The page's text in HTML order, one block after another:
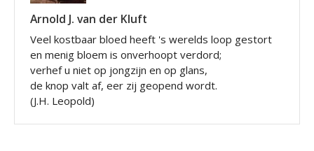
Arnold J. van der Kluft
Veel kostbaar bloed heeft 's werelds loop gestort
en menig bloem is onverhoopt verdord;
verhef u niet op jongzijn en op glans,
de knop valt af, eer zij geopend wordt.
(J.H. Leopold)